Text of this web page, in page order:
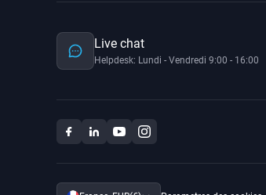
Live chat
Helpdesk: Lundi - Vendredi 9:00 - 16:00